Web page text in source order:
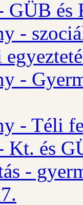
GÜB és
-
-
- Téli
Kt. és
-